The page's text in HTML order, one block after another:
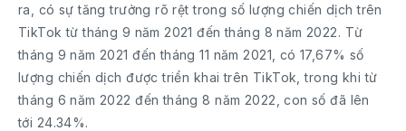
ra, có sự tăng trưởng rõ rệt trong số lượng chiến dịch trên
TikTok từ tháng 9 năm 2021 đến tháng 8 năm 2022. Từ
tháng 9 năm 2021 đến tháng 11 năm 2021, có 17,67% số
lượng chiến dịch được triển khai trên TikTok, trong khi từ
tháng 6 năm 2022 đến tháng 8 năm 2022, con số đã lên
tới 24.34%.